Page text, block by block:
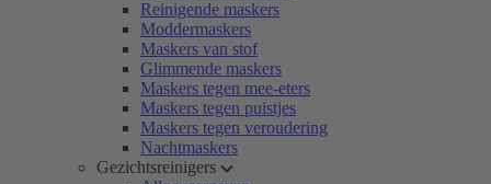
Reinigende maskers
Moddermaskers
Maskers van stof
Glimmende maskers
Maskers tegen mee-eters
Maskers tegen puistjes
Maskers tegen veroudering
Nachtmaskers
Gezichtsreinigers